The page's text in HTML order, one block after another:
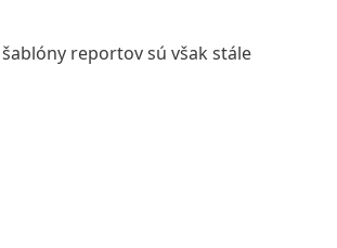
reportov sú však stále